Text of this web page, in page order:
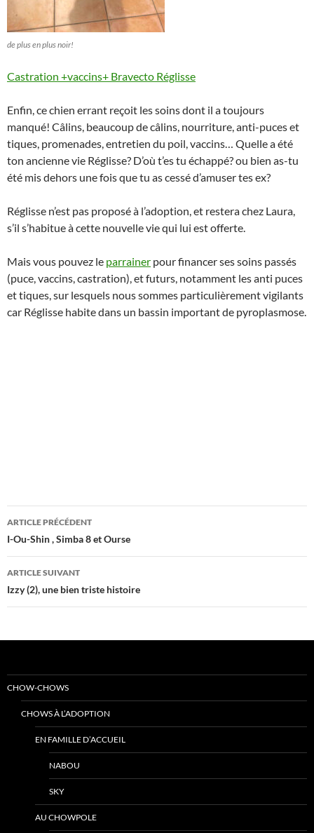
de plus en plus noir!
Castration +vaccins+ Bravecto Réglisse
Enfin, ce chien errant reçoit les soins dont il a toujours
manqué! Câlins, beaucoup de câlins, nourriture, anti-puces et
tiques, promenades, entretien du poil, vaccins… Quelle a été
ton ancienne vie Réglisse? D’où t’es tu échappé? ou bien as-tu
été mis dehors une fois que tu as cessé d’amuser tes ex?
Réglisse n’est pas proposé à l’adoption, et restera chez Laura,
s’il s’habitue à cette nouvelle vie qui lui est offerte.
Mais vous pouvez le parrainer pour financer ses soins passés
(puce, vaccins, castration), et futurs, notamment les anti puces
et tiques, sur lesquels nous sommes particulièrement vigilants
car Réglisse habite dans un bassin important de pyroplasmose.
Navigation
des
articles
ARTICLE PRÉCÉDENT
I-Ou-Shin , Simba 8 et Ourse
ARTICLE SUIVANT
Izzy (2), une bien triste histoire
CHOW-CHOWS
CHOWS À L’ADOPTION
EN FAMILLE D’ACCUEIL
NABOU
SKY
AU CHOWPOLE